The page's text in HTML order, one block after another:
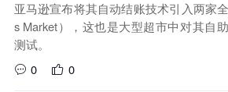
亚马逊宣布将其自动结账技术引入两家
s Market），这也是大型超市中对其自
测试。
0
0